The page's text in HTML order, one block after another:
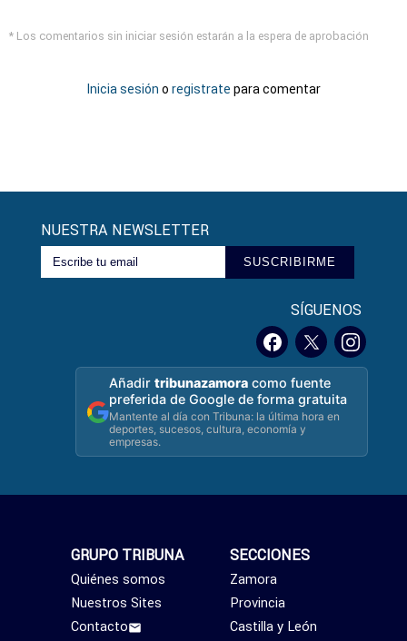
* Los comentarios sin iniciar sesión estarán a la espera de aprobación
Inicia sesión o registrate para comentar
NUESTRA NEWSLETTER
SUSCRIBIRME
SÍGUENOS
Añadirtribunazamora como fuente
preferida de Google de forma gratuita
Mantente al día con Tribuna: la última hora en
deportes, sucesos, cultura, economía y
empresas.
SECCIONES
Zamora
Provincia
Castilla y León
GRUPO TRIBUNA
Quiénes somos
Nuestros Sites
Contacto